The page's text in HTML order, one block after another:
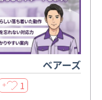
ベアーズ
＋ 1